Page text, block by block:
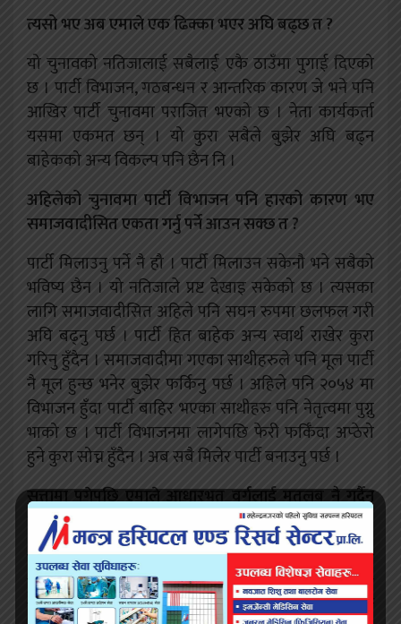
त्यसो भए अब एमाले एक ढिक्का भएर अघि बढ्छ त ?
यो चुनावको नतिजालाई सबैलाई एकै ठाउँमा पुगाई दिएको
छ । पार्टी विभाजन, गठबन्धन र आन्तरिक कारण जे भने पनि
आखिर पार्टी चुनावमा पराजित भएको छ । नेता कार्यकर्ता
यसमा एकमत छन् । यो कुरा सबैले बुझेर अघि बढ्न
बाहेकको अन्य विकल्प पनि छैन नि ।
अहिलेको चुनावमा पार्टी विभाजन पनि हारको कारण भए
समाजवादीसित एकता गर्नु पर्ने आउन सक्छ त ?
पार्टी मिलाउनु पर्ने नै हौ । पार्टी मिलाउन सकेनौ भने सबैको
भविष्य छैन । यो नतिजाले प्रष्ट देखाइ सकेको छ । त्यसका
लागि समाजवादीसित अहिले पनि सघन रुपमा छलफल गरी
अघि बढ्नु पर्छ । पार्टी हित बाहेक अन्य स्वार्थ राखेर कुरा
गरिनु हुँदैन । समाजवादीमा गएका साथीहरुले पनि मूल पार्टी
नै मूल हुन्छ भनेर बुझेर फर्किनु पर्छ । अहिले पनि २०५४ मा
विभाजन हुँदा पार्टी बाहिर भएका साथीहरु पनि नेतृत्वमा पुग्नु
भाको छ । पार्टी विभाजनमा लागेपछि फेरी फर्किँदा अप्ठेरो
हुने कुरा सोच्न हुँदैन । अब सबै मिलेर पार्टी बनाउनु पर्छ ।
सत्तामा पुगेपछि एमाले आधारभूत वर्गलाई मतलब नै गर्दैन
भन्ने गुनासो छ । यसमा कतिको सत्यता हो ?
एमालेमा एउटा यो ठूलो समस्या छ । सत्तामा गएपछि
हुटीटयाउलेझैं आकाश थाम्न खोजिन्छ । त्यस कारण सर्वहारा
वर्गका लागि नीति कार्यक्रम, योजना बनाउने कार्य